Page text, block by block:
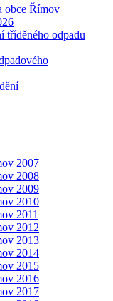
obce Římov
tříděného odpadu
2007
2008
2009
2010
2011
2012
2013
2014
2015
2016
2017